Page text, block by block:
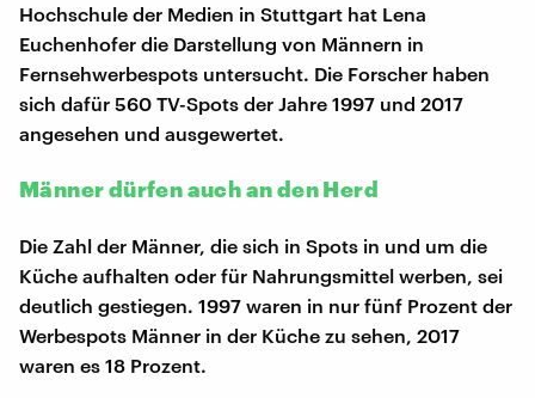
Hochschule der Medien in Stuttgart hat Lena
Euchenhofer die Darstellung von Männern in
Fernsehwerbespots untersucht. Die Forscher haben
sich dafür 560 TV-Spots der Jahre 1997 und 2017
angesehen und ausgewertet.
Männer dürfen auch an den Herd
Die Zahl der Männer, die sich in Spots in und um die
Küche aufhalten oder für Nahrungsmittel werben, sei
deutlich gestiegen. 1997 waren in nur fünf Prozent der
Werbespots Männer in der Küche zu sehen, 2017
waren es 18 Prozent.